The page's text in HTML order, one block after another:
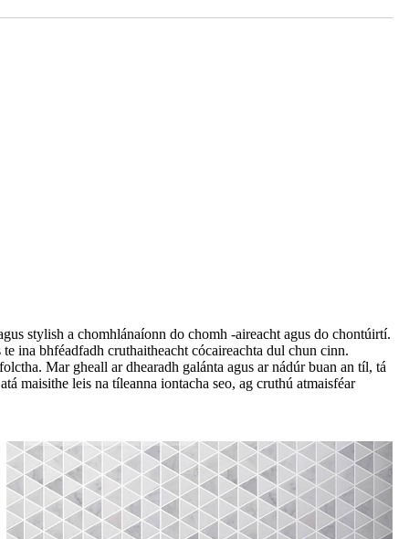
stylish a chomhlánaíonn do chomh -aireacht agus do chontúirtí.
ina bhféadfadh cruthaitheacht cócaireachta dul chun cinn.
Mar gheall ar dhearadh galánta agus ar nádúr buan an tíl, tá
maisithe leis na tíleanna iontacha seo, ag cruthú atmaisféar